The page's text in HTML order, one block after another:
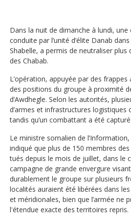
Dans la nuit de dimanche à lundi,
conduite par l’unité d’élite Danab
Shabelle, a permis de neutraliser
des Chabab.
L’opération, appuyée par des frappes
des positions du groupe à proximité
d’Awdhegle. Selon les autorités,
d’armes et infrastructures logistiques
tandis qu’un combattant a été
Le ministre somalien de
indiqué que plus de 150 membres
tués depuis le mois de juillet, dans le
campagne de grande envergure
durablement le groupe sur plusieurs
localités auraient été libérées dans
et méridionales, bien que l’armée ne
l'étendue exacte des territoires repris.